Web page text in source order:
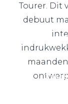
Tourer. Dit
debuut